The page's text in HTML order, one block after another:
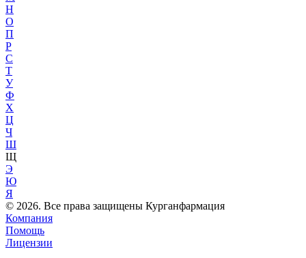
Н
О
П
Р
С
Т
У
Ф
Х
Ц
Ч
Ш
Щ
Э
Ю
Я
© 2026. Все права защищены Курганфармация
Компания
Помощь
Лицензии